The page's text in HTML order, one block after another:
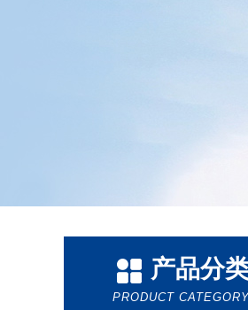
产品分
PRODUCT